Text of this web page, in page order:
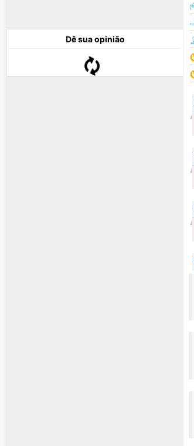
Dê sua opinião